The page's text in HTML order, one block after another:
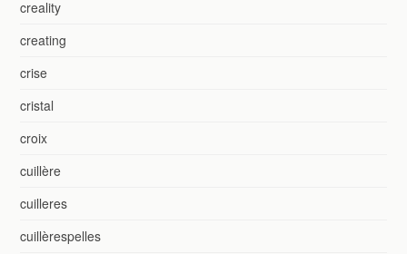
creality
creating
crise
cristal
croix
cuillère
cuilleres
cuillèrespelles